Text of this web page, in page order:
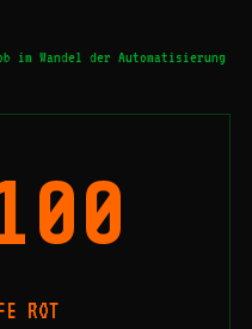
im Wandel der Automatisierung
ROT